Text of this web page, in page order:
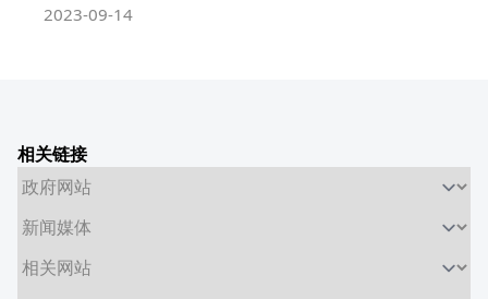
2023-09-14
相关链接